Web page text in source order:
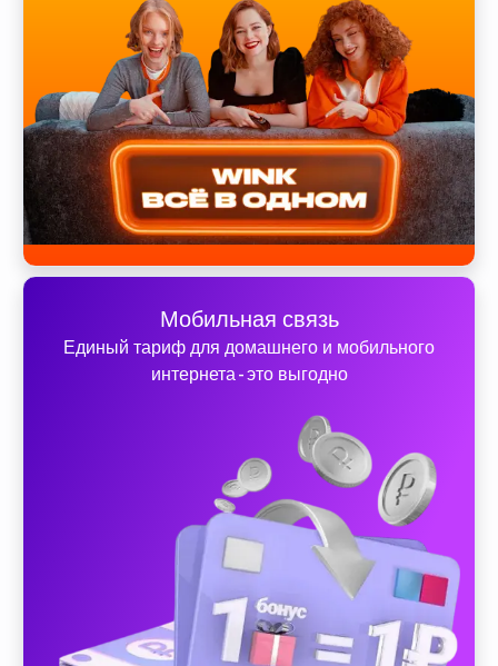
Мобильная связь
Единый тариф для домашнего и мобильного
интернета - это выгодно